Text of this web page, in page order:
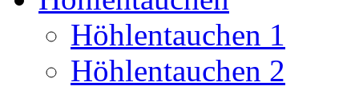
Höhlentauchen 1
Höhlentauchen 2